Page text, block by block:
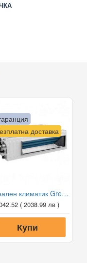
доставка
Канален климатик Gree GUD35P1/GUD35W1-NhA-S, 12 000 BTU, Клас A++
( 2038.99 лв )
Купи